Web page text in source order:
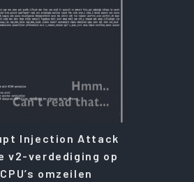
Injection Attack
v2-verdediging op
omzeilen